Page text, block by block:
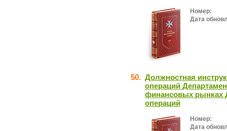
Номер:
Дата
50. Должностная
операций
финансовых рынках
операций
Номер:
Дата